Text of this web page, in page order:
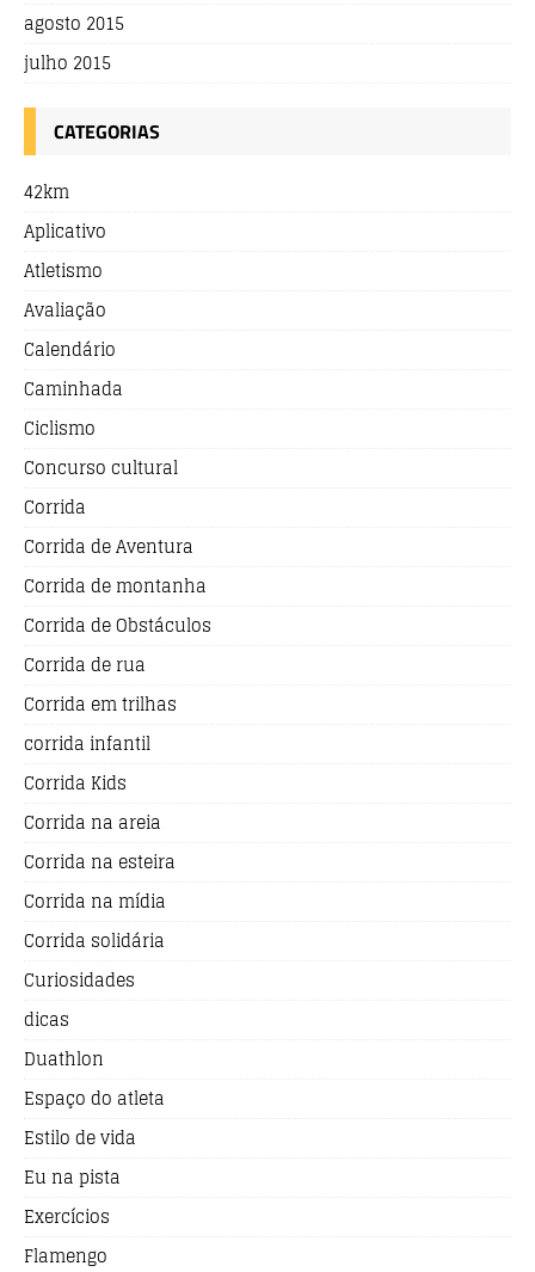
agosto 2015
julho 2015
CATEGORIAS
42km
Aplicativo
Atletismo
Avaliação
Calendário
Caminhada
Ciclismo
Concurso cultural
Corrida
Corrida de Aventura
Corrida de montanha
Corrida de Obstáculos
Corrida de rua
Corrida em trilhas
corrida infantil
Corrida Kids
Corrida na areia
Corrida na esteira
Corrida na mídia
Corrida solidária
Curiosidades
dicas
Duathlon
Espaço do atleta
Estilo de vida
Eu na pista
Exercícios
Flamengo